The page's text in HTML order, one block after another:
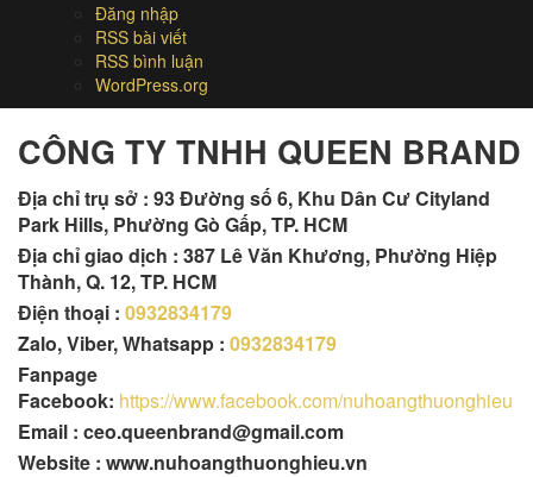
Đăng nhập
RSS bài viết
RSS bình luận
WordPress.org
CÔNG TY TNHH QUEEN BRAND
Địa chỉ trụ sở : 93 Đường số 6, Khu Dân Cư Cityland
Park Hills, Phường Gò Gấp, TP. HCM
Địa chỉ giao dịch : 387 Lê Văn Khương, Phường Hiệp
Thành, Q. 12, TP. HCM
Điện thoại : 0932834179
Zalo, Viber, Whatsapp : 0932834179
Fanpage
Facebook: https://www.facebook.com/nuhoangthuonghieu
Email : ceo.queenbrand@gmail.com
Website : www.nuhoangthuonghieu.vn